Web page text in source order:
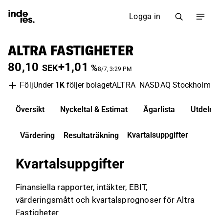
Logga in
ALTRA FASTIGHETER
80,10 SEK+1,01 %8/7, 3:29 PM
FöljUnder 1K följer bolagetALTRA NASDAQ Stockholm
Översikt Nyckeltal & Estimat Ägarlista
Värdering Resultaträkning Kvartalsuppgifter
Kvartalsuppgifter
Finansiella rapporter, intäkter, EBIT,
värderingsmått och kvartalsprognoser för Altra
Fastigheter